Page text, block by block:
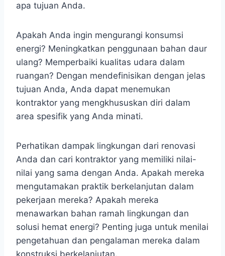
apa tujuan Anda.
Apakah Anda ingin mengurangi konsumsi
energi? Meningkatkan penggunaan bahan daur
ulang? Memperbaiki kualitas udara dalam
ruangan? Dengan mendefinisikan dengan jelas
tujuan Anda, Anda dapat menemukan
kontraktor yang mengkhususkan diri dalam
area spesifik yang Anda minati.
Perhatikan dampak lingkungan dari renovasi
Anda dan cari kontraktor yang memiliki nilai-
nilai yang sama dengan Anda. Apakah mereka
mengutamakan praktik berkelanjutan dalam
pekerjaan mereka? Apakah mereka
menawarkan bahan ramah lingkungan dan
solusi hemat energi? Penting juga untuk menilai
pengetahuan dan pengalaman mereka dalam